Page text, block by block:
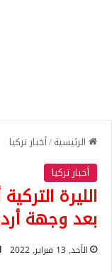
الرئيسية/أخبار تركيا
أخبار تركيا
الليرة
بعد وجهة
الأحد, 13 فبراير, 2022